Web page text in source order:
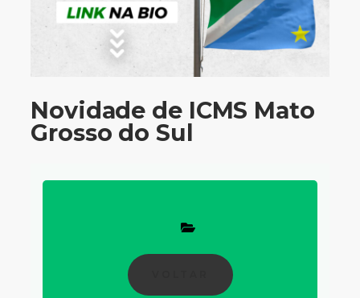
Novidade de ICMS Mato
Grosso do Sul